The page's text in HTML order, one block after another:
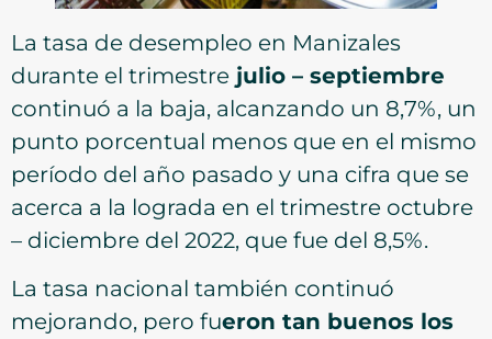
La tasa de desempleo en Manizales
durante el trimestre julio – septiembre
continuó a la baja, alcanzando un 8,7%, un
punto porcentual menos que en el mismo
período del año pasado y una cifra que se
acerca a la lograda en el trimestre octubre
– diciembre del 2022, que fue del 8,5%.
La tasa nacional también continuó
mejorando, pero fueron tan buenos los